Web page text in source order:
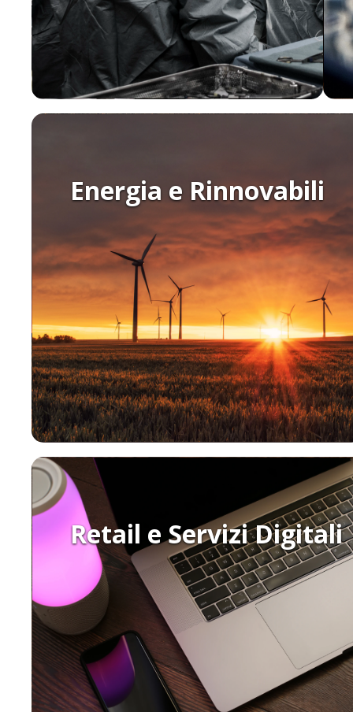
Energia e Rinnovabili
Retail e Servizi Digitali